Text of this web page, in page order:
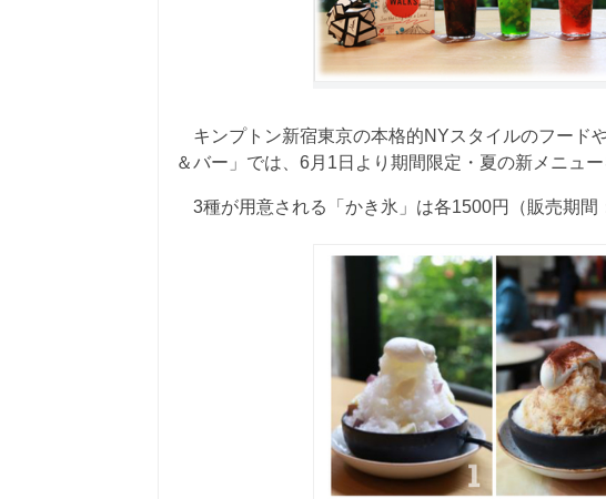
キンプトン新宿東京の本格的NYスタイルのフード
＆バー」では、6月1日より期間限定・夏の新メニュー
3種が用意される「かき氷」は各1500円（販売期間